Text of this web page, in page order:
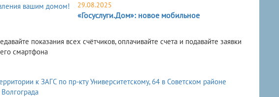
29.08.2025
«Госуслуги.Дом»: новое мобильное
показания всех счётчиков, оплачивайте счета и подавайте заявки
смартфона